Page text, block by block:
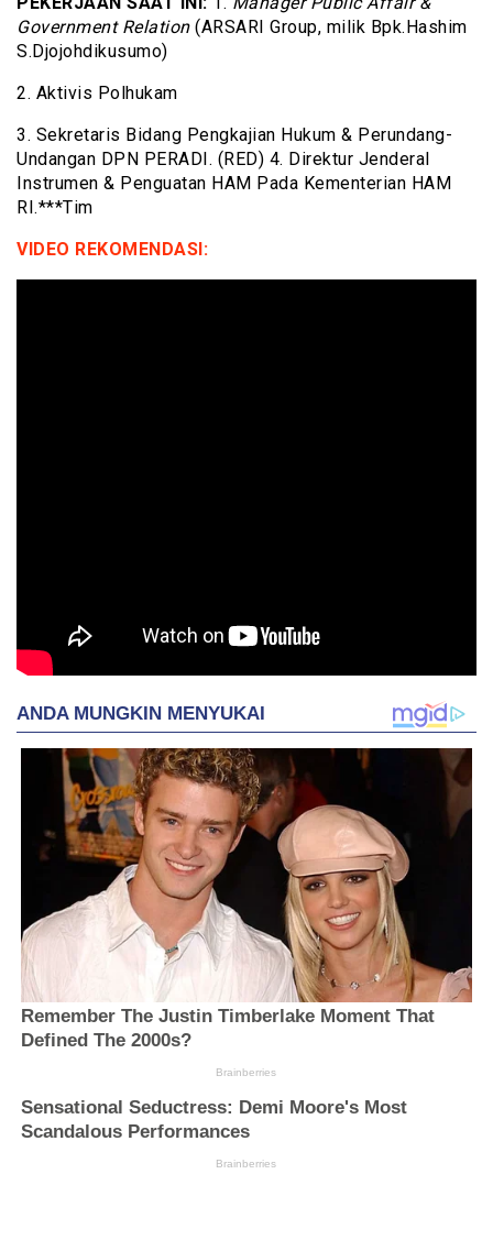
Government Relation (ARSARI Group, milik Bpk.Hashim
S.Djojohdikusumo)
2. Aktivis Polhukam
3. Sekretaris Bidang Pengkajian Hukum & Perundang-
Undangan DPN PERADI. (RED) 4. Direktur Jenderal
Instrumen & Penguatan HAM Pada Kementerian HAM
RI.***Tim
VIDEO REKOMENDASI: